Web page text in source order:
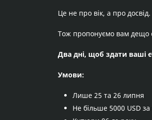
Це не про вік, а про досвід.
Тож пропонуємо вам дещо
Два дні, щоб здати ваші
Умови:
Лише 25 та 26 липня
Не більше 5000 USD за